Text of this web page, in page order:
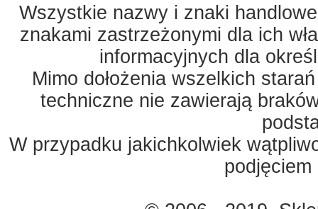
Wszystkie nazwy i znaki
znakami zastrzeżonymi dla ich
informacyjnych dla
Mimo dołożenia wszelkich
techniczne nie zawierają
W przypadku jakichkolwiek